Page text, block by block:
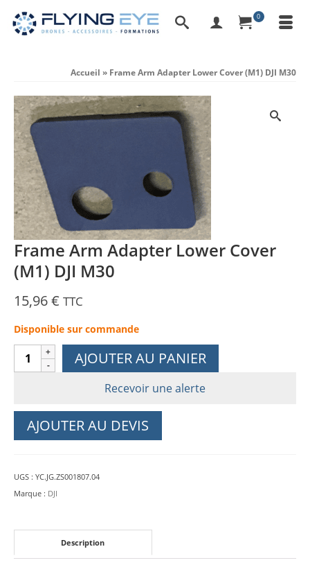
0
Accueil » Frame Arm Adapter Lower Cover (M1) DJI M30
Frame Arm Adapter Lower Cover
(M1) DJI M30
15,96€ TTC
Disponible sur commande
quantité
de
Adapter
Lower
AJOUTER AU PANIER
Recevoir une alerte
AJOUTER AU DEVIS
UGS : YC.JG.ZS001807.04
Marque : DJI
Description